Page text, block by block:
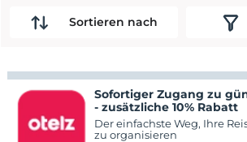
Sortieren nach
Sofortiger Zugang zu
- zusätzliche 10% Rabatt
Der einfachste Weg, Ihre
zu organisieren